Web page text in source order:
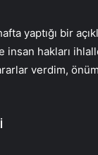
yaptığı bir
hakları
verdim,